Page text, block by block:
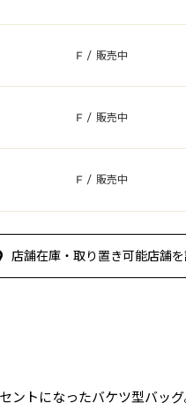
F / 販売中
F / 販売中
F / 販売中
店舗在庫・取り置き可能店舗を
ントになったバケツ型バッ